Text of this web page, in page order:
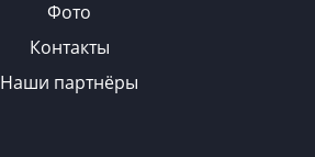
Фото
Контакты
Наши партнёры